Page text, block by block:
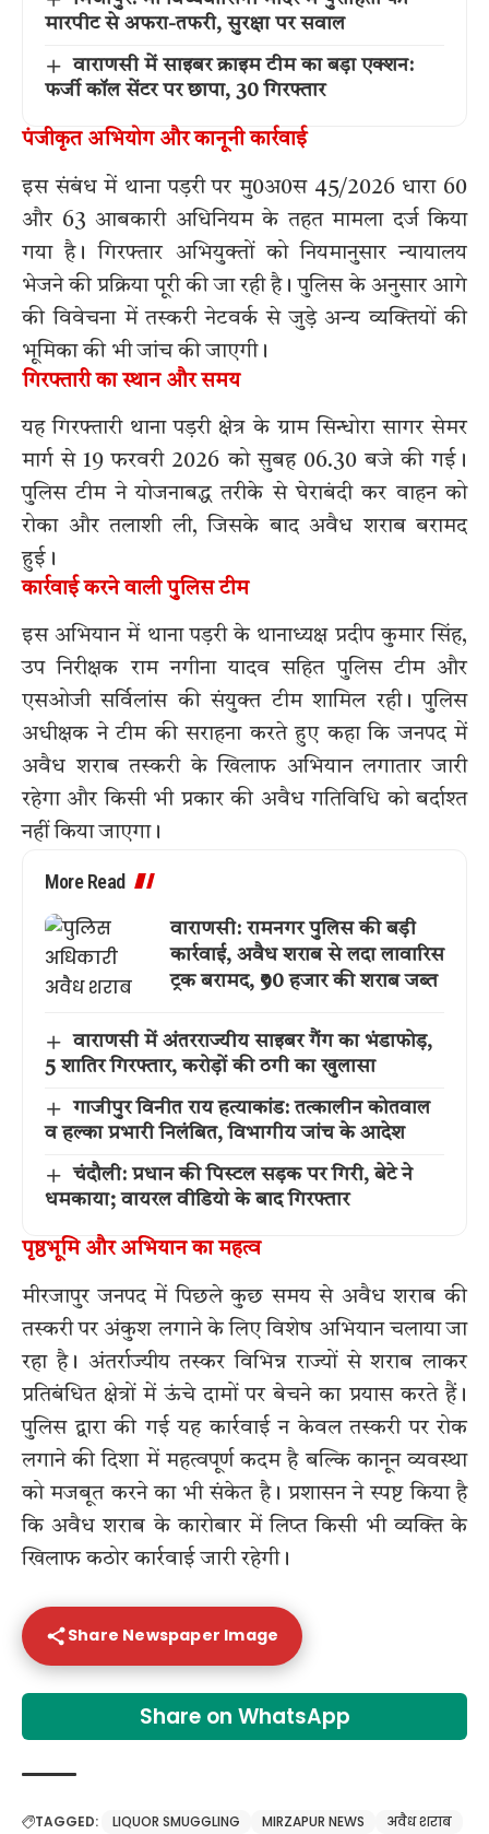
मारपीट से अफरा-तफरी, सुरक्षा पर सवाल
वाराणसी में साइबर क्राइम टीम का बड़ा एक्शन:
फर्जी कॉल सेंटर पर छापा, 30 गिरफ्तार
पंजीकृत अभियोग और कानूनी कार्रवाई
इस संबंध में थाना पड़री पर मु0अ0स 45/2026 धारा 60
और 63 आबकारी अधिनियम के तहत मामला दर्ज किया
गया है। गिरफ्तार अभियुक्तों को नियमानुसार न्यायालय
भेजने की प्रक्रिया पूरी की जा रही है। पुलिस के अनुसार आगे
की विवेचना में तस्करी नेटवर्क से जुड़े अन्य व्यक्तियों की
भूमिका की भी जांच की जाएगी।
गिरफ्तारी का स्थान और समय
यह गिरफ्तारी थाना पड़री क्षेत्र के ग्राम सिन्धोरा सागर सेमर
मार्ग से 19 फरवरी 2026 को सुबह 06.30 बजे की गई।
पुलिस टीम ने योजनाबद्ध तरीके से घेराबंदी कर वाहन को
रोका और तलाशी ली, जिसके बाद अवैध शराब बरामद
हुई।
कार्रवाई करने वाली पुलिस टीम
इस अभियान में थाना पड़री के थानाध्यक्ष प्रदीप कुमार सिंह,
उप निरीक्षक राम नगीना यादव सहित पुलिस टीम और
एसओजी सर्विलांस की संयुक्त टीम शामिल रही। पुलिस
अधीक्षक ने टीम की सराहना करते हुए कहा कि जनपद में
अवैध शराब तस्करी के खिलाफ अभियान लगातार जारी
रहेगा और किसी भी प्रकार की अवैध गतिविधि को बर्दाश्त
नहीं किया जाएगा।
More Read
वाराणसी: रामनगर पुलिस की बड़ी
कार्रवाई, अवैध शराब से लदा लावारिस
ट्रक बरामद, ₹90 हजार की शराब जब्त
वाराणसी में अंतरराज्यीय साइबर गैंग का भंडाफोड़,
5 शातिर गिरफ्तार, करोड़ों की ठगी का खुलासा
गाजीपुर विनीत राय हत्याकांड: तत्कालीन कोतवाल
व हल्का प्रभारी निलंबित, विभागीय जांच के आदेश
चंदौली: प्रधान की पिस्टल सड़क पर गिरी, बेटे ने
धमकाया; वायरल वीडियो के बाद गिरफ्तार
पृष्ठभूमि और अभियान का महत्व
मीरजापुर जनपद में पिछले कुछ समय से अवैध शराब की
तस्करी पर अंकुश लगाने के लिए विशेष अभियान चलाया जा
रहा है। अंतर्राज्यीय तस्कर विभिन्न राज्यों से शराब लाकर
प्रतिबंधित क्षेत्रों में ऊंचे दामों पर बेचने का प्रयास करते हैं।
पुलिस द्वारा की गई यह कार्रवाई न केवल तस्करी पर रोक
लगाने की दिशा में महत्वपूर्ण कदम है बल्कि कानून व्यवस्था
को मजबूत करने का भी संकेत है। प्रशासन ने स्पष्ट किया है
कि अवैध शराब के कारोबार में लिप्त किसी भी व्यक्ति के
खिलाफ कठोर कार्रवाई जारी रहेगी।
Share Newspaper Image
Share on WhatsApp
TAGGED: LIQUOR SMUGGLING MIRZAPUR NEWS
अवैध शराब